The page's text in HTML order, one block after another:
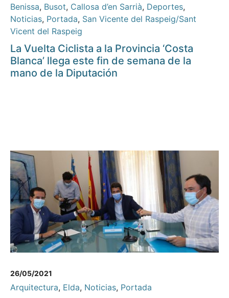
Benissa, Busot, Callosa d’en Sarrià, Deportes,
Noticias, Portada, San Vicente del Raspeig/Sant
Vicent del Raspeig
La Vuelta Ciclista a la Provincia ‘Costa
Blanca’ llega este fin de semana de la
mano de la Diputación
26/05/2021
Arquitectura, Elda, Noticias, Portada